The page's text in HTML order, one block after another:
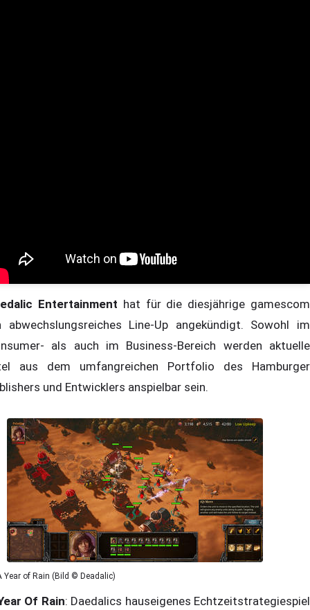
Entertainment hat für die diesjährige gamescom
abwechslungsreiches Line-Up angekündigt. Sowohl im
als auch im Business-Bereich werden aktuelle
aus dem umfangreichen Portfolio des Hamburger
und Entwicklers anspielbar sein.
Year of Rain (Bild © Deadalic)
Of Rain: Daedalics hauseigenes Echtzeitstrategiespiel